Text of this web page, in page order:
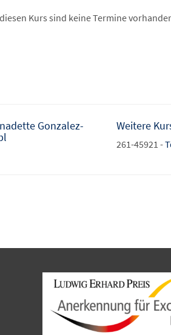
Kurs sind keine Termine
Gonzalez-
Weitere
261-45921 -